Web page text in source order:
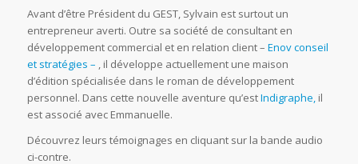
Avant d’être Président du GEST, Sylvain est surtout un
entrepreneur averti. Outre sa société de consultant en
développement commercial et en relation client – Enov conseil
et stratégies – , il développe actuellement une maison
d’édition spécialisée dans le roman de développement
personnel. Dans cette nouvelle aventure qu’estIndigraphe,il
est associé avec Emmanuelle.
Découvrez leurs témoignages en cliquant sur la bande audio
ci-contre.